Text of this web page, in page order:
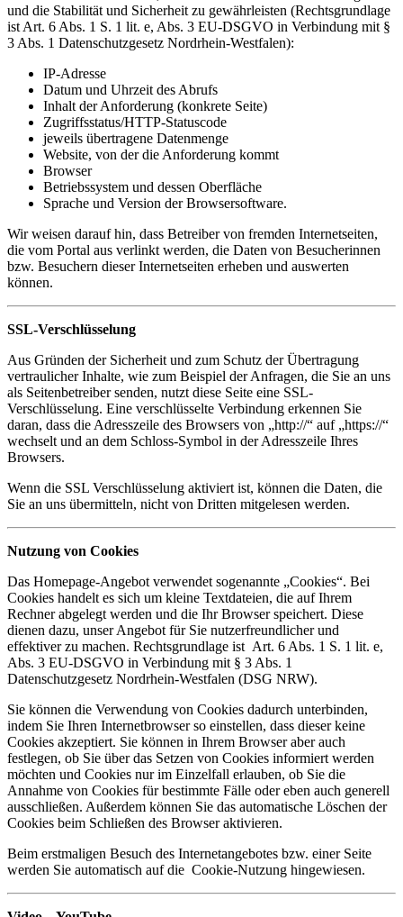
und die Stabilität und Sicherheit zu gewährleisten (Rechtsgrundlage
ist Art. 6 Abs. 1 S. 1 lit. e, Abs. 3 EU-DSGVO in Verbindung mit §
3 Abs. 1 Datenschutzgesetz Nordrhein-Westfalen):
IP-Adresse
Datum und Uhrzeit des Abrufs
Inhalt der Anforderung (konkrete Seite)
Zugriffsstatus/HTTP-Statuscode
jeweils übertragene Datenmenge
Website, von der die Anforderung kommt
Browser
Betriebssystem und dessen Oberfläche
Sprache und Version der Browsersoftware.
Wir weisen darauf hin, dass Betreiber von fremden Internetseiten,
die vom Portal aus verlinkt werden, die Daten von Besucherinnen
bzw. Besuchern dieser Internetseiten erheben und auswerten
können.
SSL-Verschlüsselung
Aus Gründen der Sicherheit und zum Schutz der Übertragung
vertraulicher Inhalte, wie zum Beispiel der Anfragen, die Sie an uns
als Seitenbetreiber senden, nutzt diese Seite eine SSL-
Verschlüsselung. Eine verschlüsselte Verbindung erkennen Sie
daran, dass die Adresszeile des Browsers von „http://“ auf „https://“
wechselt und an dem Schloss-Symbol in der Adresszeile Ihres
Browsers.
Wenn die SSL Verschlüsselung aktiviert ist, können die Daten, die
Sie an uns übermitteln, nicht von Dritten mitgelesen werden.
Nutzung von Cookies
Das Homepage-Angebot verwendet sogenannte „Cookies“. Bei
Cookies handelt es sich um kleine Textdateien, die auf Ihrem
Rechner abgelegt werden und die Ihr Browser speichert. Diese
dienen dazu, unser Angebot für Sie nutzerfreundlicher und
effektiver zu machen. Rechtsgrundlage ist Art. 6 Abs. 1 S. 1 lit. e,
Abs. 3 EU-DSGVO in Verbindung mit § 3 Abs. 1
Datenschutzgesetz Nordrhein-Westfalen (DSG NRW).
Sie können die Verwendung von Cookies dadurch unterbinden,
indem Sie Ihren Internetbrowser so einstellen, dass dieser keine
Cookies akzeptiert. Sie können in Ihrem Browser aber auch
festlegen, ob Sie über das Setzen von Cookies informiert werden
möchten und Cookies nur im Einzelfall erlauben, ob Sie die
Annahme von Cookies für bestimmte Fälle oder eben auch generell
ausschließen. Außerdem können Sie das automatische Löschen der
Cookies beim Schließen des Browser aktivieren.
Beim erstmaligen Besuch des Internetangebotes bzw. einer Seite
werden Sie automatisch auf die Cookie-Nutzung hingewiesen.